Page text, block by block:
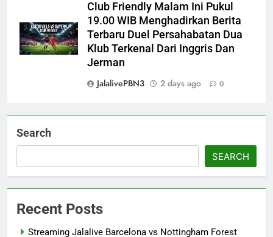
Club Friendly Malam Ini Pukul
19.00 WIB Menghadirkan Berita
Terbaru Duel Persahabatan Dua
Klub Terkenal Dari Inggris Dan
Jerman
JalalivePBN3
2 days ago 0
Search
SEARCH
Recent Posts
Streaming Jalalive Barcelona vs Nottingham Forest